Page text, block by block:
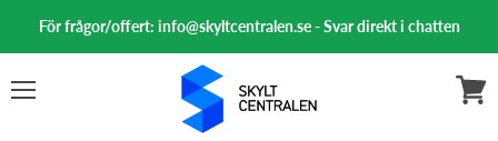
För frågor/offert: info@skyltcentralen.se - Svar direkt i chatten